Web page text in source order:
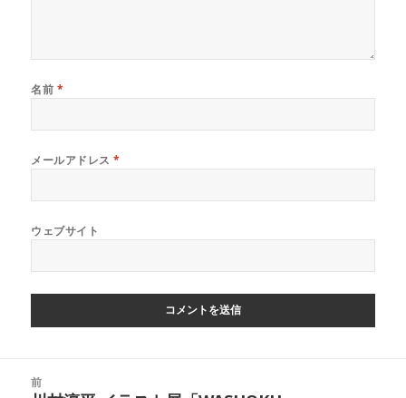
名前 *
メールアドレス*
ウェブサイト
前